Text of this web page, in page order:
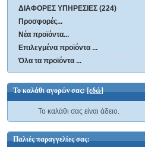
ΔΙΑΦΟΡΕΣ ΥΠΗΡΕΣΙΕΣ (224)
Προσφορές...
Νέα προϊόντα...
Επιλεγμένα προϊόντα ...
Όλα τα προϊόντα ...
Το καλάθι αγορών σας:[εδώ]
Το καλάθι σας είναι άδειο.
Παλιές παραγγελίες σας: